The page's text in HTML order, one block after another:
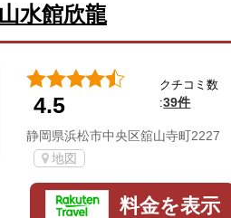
水館欣龍
4.5
クチコミ数
:39件
静岡県浜松市中央区舘山寺町2227
地図
料金を表示